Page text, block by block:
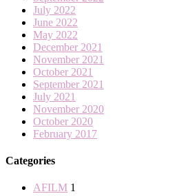
July 2022
June 2022
May 2022
December 2021
November 2021
October 2021
September 2021
July 2021
November 2020
October 2020
February 2017
Categories
AFILM 1